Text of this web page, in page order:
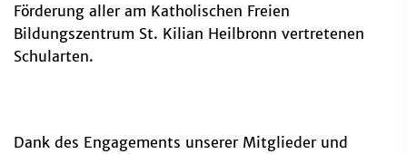
Förderung aller am Katholischen Freien
Bildungszentrum St. Kilian Heilbronn vertretenen
Schularten.
Dank des Engagements unserer Mitglieder und